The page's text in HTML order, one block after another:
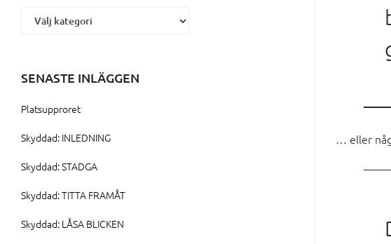
… eller
SENASTE INLÄGGEN
Platsupproret
Skyddad: INLEDNING
Skyddad: STADGA
Skyddad: TITTA FRAMÅT
Skyddad: LÅSA BLICKEN